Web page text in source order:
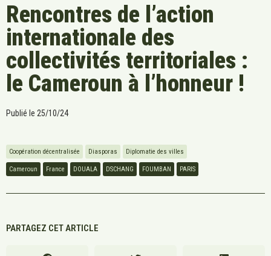
Rencontres de l’action
internationale des
collectivités territoriales :
le Cameroun à l’honneur !
Publié le 25/10/24
Coopération décentralisée Diasporas Diplomatie des villes
Cameroun France DOUALA DSCHANG FOUMBAN PARIS
PARTAGEZ CET ARTICLE